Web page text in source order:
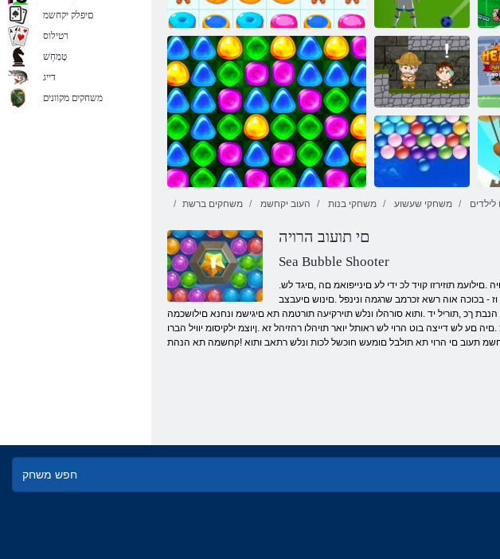
תויגוע קוסיר
4 םיקתממ םשג
לגרודכ תועוב
ןג Candyland 4: Lollipop הרזח
הקניאה
תואקתפרה
משחקים ברשת העוב יקחשמ משחקי בנות משחקי שעשוע
םי תועוב הרויה
Sea Bubble Shooter
.םיינרדומה םירישכמה לכ רובע םיקחשמ חתפל תוליבומה תורבחה דחאמ שדח שגרמ קחשמ םי .תויחל תויפה םעה םש ,םיה יקמעמל לולצל ונא םויה .םילועמ תוזירזו קויד לכ ידי לע םינייפואמ םה ,םיגד לש
- בכוכה אוה רשא זכרמב שרגמה ונינפל .םינוש םיעבצב
ךכ ,תוריל יד .ותוא סורהלו ונלש תוירקיעה תורטמה תא םיגישמ ונחנא םילושכמה
לש דייצה בוט הרוי לש ראותל יואר תויהלו רהזיהל זא .ןיוצמ ילקיסומ יוויל הברו
תעוב םי הרוי תא תולבל םומעש חוכשל לכות ונלש רתאב ותוא !קחשמה תא הנהת
םיפלק יקחשמ
רטילוס
טָמְחַׁש
דייג
משחקים מקוונים